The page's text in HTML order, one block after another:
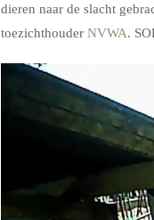
dieren naar de slacht
toezichthouder NVWA.